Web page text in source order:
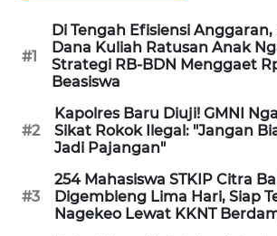
#1
Di Tengah Efisiensi Anggaran,
Dana Kuliah Ratusan Anak
Strategi RB-BDN Menggaet
Beasiswa
#2
Kapolres Baru Diuji! GMNI
Sikat Rokok Ilegal: "Jangan
Jadi Pajangan"
#3
254 Mahasiswa STKIP Citra
Digembleng Lima Hari, Siap
Nagekeo Lewat KKNT
SIANTAR
NEWS
MEDAN
NEWS
METRO
JAKARTA
NEWS